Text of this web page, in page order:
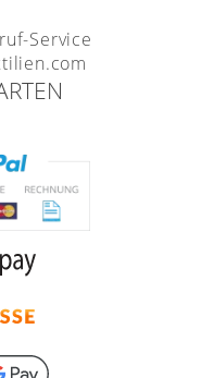
Service